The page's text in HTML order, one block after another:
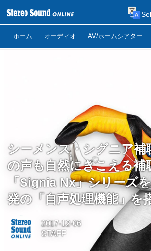
ホーム オーディオ AV/ホームシアター
シーメンス・シグニア補
の声も自然にきこえる補
「Signia Nx」シリーズ
発の「自声処理機能」を
2017-12-06
STAFF